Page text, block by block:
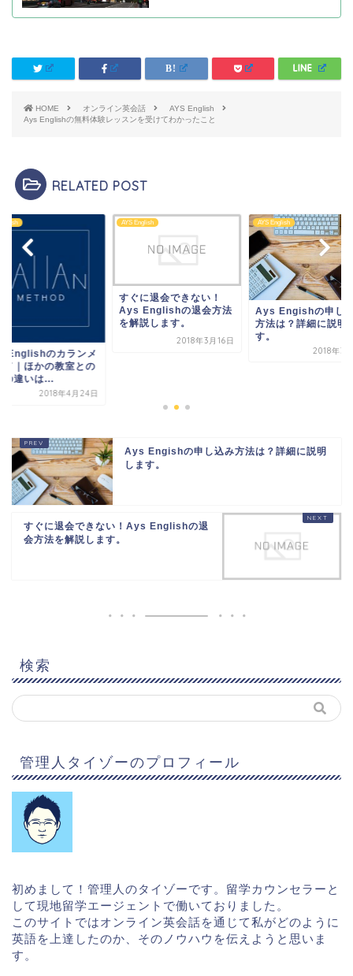
HOME オンライン英会話
AYS English
Ays Englishの無料体験レッスンを受けてわかったこと
RELATED POST
Englishのカランメ
ド｜ほかの教室との
の違いは...
2018年4月24日
AYS English
すぐに退会できない！
Ays Englishの退会方法
を解説します。
2018年3月16日
AYS English
Ays Engishの申し
方法は？詳細に説明
す。
2018年3
Ays Engishの申し込み方法は？詳細に説明
します。
すぐに退会できない！Ays Englishの退
会方法を解説します。
検索
管理人タイゾーのプロフィール
初めまして！管理人のタイゾーです。留学カウンセラーと
して現地留学エージェントで働いておりました。
このサイトではオンライン英会話を通じて私がどのように
英語を上達したのか、そのノウハウを伝えようと思いま
す。